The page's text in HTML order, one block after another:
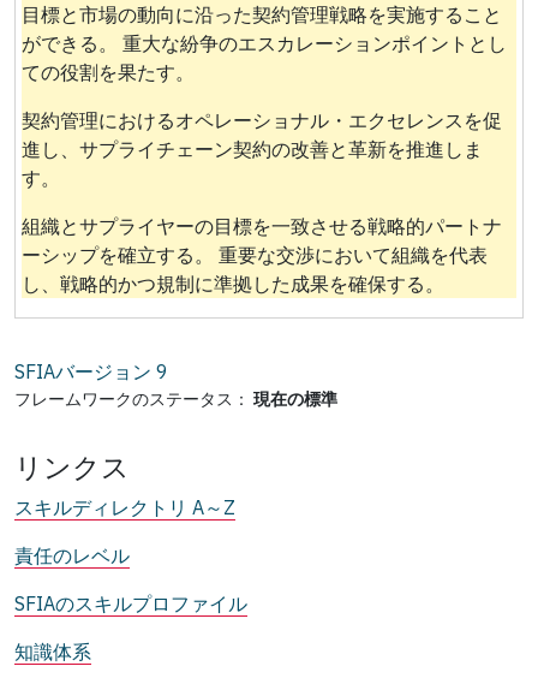
目標と市場の動向に沿った契約管理戦略を実施すること
ができる。 重大な紛争のエスカレーションポイントとし
ての役割を果たす。
契約管理におけるオペレーショナル・エクセレンスを促
進し、サプライチェーン契約の改善と革新を推進しま
す。
組織とサプライヤーの目標を一致させる戦略的パートナ
ーシップを確立する。 重要な交渉において組織を代表
し、戦略的かつ規制に準拠した成果を確保する。
SFIAバージョン 9
フレームワークのステータス： 現在の標準
リンクス
スキルディレクトリ A～Z
責任のレベル
SFIAのスキルプロファイル
知識体系